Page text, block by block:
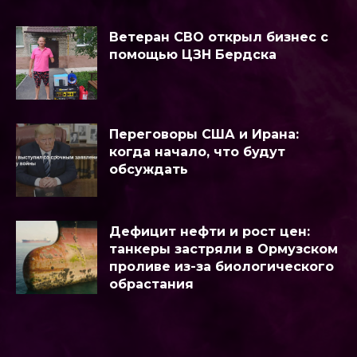
Ветеран СВО открыл бизнес с
помощью ЦЗН Бердска
Переговоры США и Ирана:
когда начало, что будут
обсуждать
Дефицит нефти и рост цен:
танкеры застряли в Ормузском
проливе из-за биологического
обрастания